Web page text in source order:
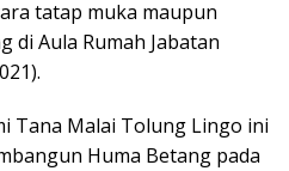
tatap muka maupun
di Aula Rumah Jabatan
Tana Malai Tolung Lingo ini
Huma Betang pada